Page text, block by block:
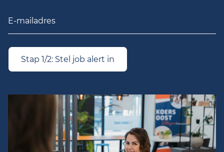
Stap 1/2: Stel job alert in